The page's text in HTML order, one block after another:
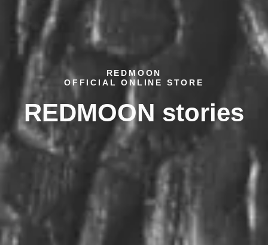
REDMOON
OFFICIAL ONLINE STORE
REDMOON stories